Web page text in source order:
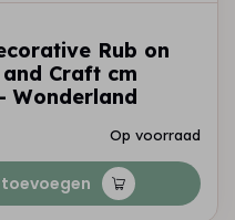
Rub on
Craft cm
Wonderland
Op voorraad
toevoegen